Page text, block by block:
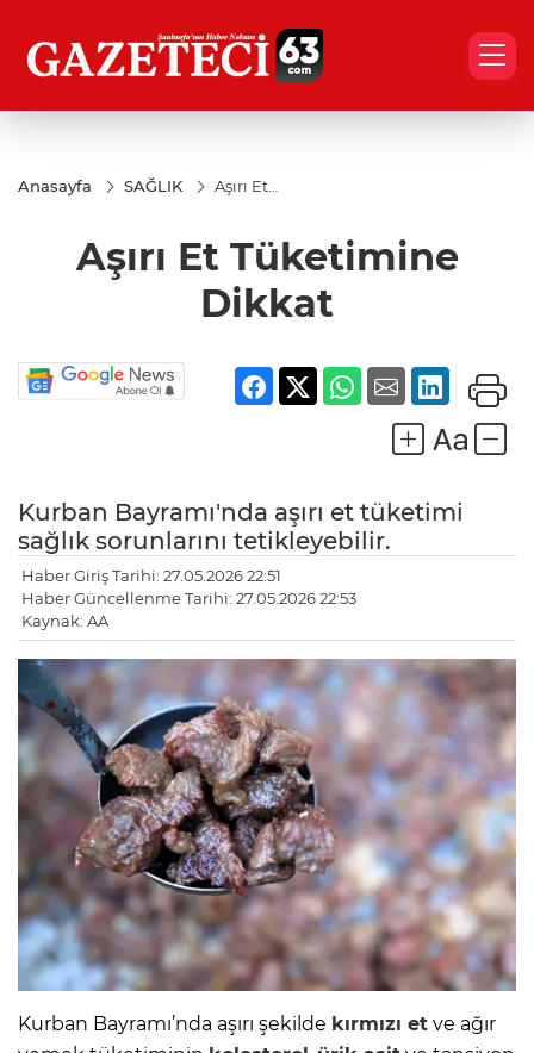
Anasayfa SAĞLIK
Aşırı Et
Aşırı Et Tüketimine
Dikkat
Kurban Bayramı'nda aşırı et tüketimi
sağlık sorunlarını tetikleyebilir.
Haber Giriş Tarihi: 27.05.2026 22:51
Haber Güncellenme Tarihi: 27.05.2026 22:53
Kaynak: AA
Kurban Bayramı’nda aşırı şekilde kırmızı et ve ağır